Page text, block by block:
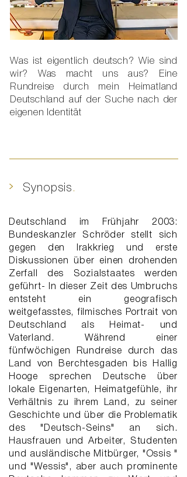
Was ist eigentlich deutsch? Wie sind
wir? Was macht uns aus? Eine
Rundreise durch mein Heimatland
Deutschland auf der Suche nach der
eigenen Identität
> Synopsis .
Deutschland im Frühjahr 2003:
Bundeskanzler Schröder stellt sich
gegen den Irakkrieg und erste
Diskussionen über einen drohenden
Zerfall des Sozialstaates werden
geführt- In dieser Zeit des Umbruchs
entsteht ein geografisch
weitgefasstes, filmisches Portrait von
Deutschland als Heimat- und
Vaterland. Während einer
fünfwöchigen Rundreise durch das
Land von Berchtesgaden bis Hallig
Hooge sprechen Deutsche über
lokale Eigenarten, Heimatgefühle, ihr
Verhältnis zu ihrem Land, zu seiner
Geschichte und über die Problematik
des "Deutsch-Seins" an sich.
Hausfrauen und Arbeiter, Studenten
und ausländische Mitbürger, "Ossis "
und "Wessis", aber auch prominente